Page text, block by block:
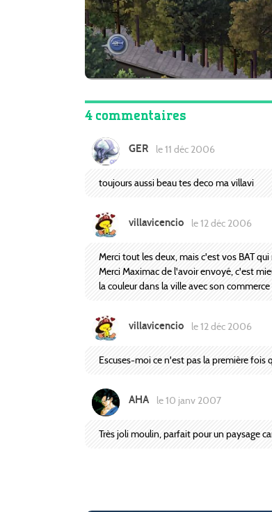
4 commentaires
GER le 11 déc 2006
toujours aussi beau tes deco ma villavi
villavicencio le 12 déc 2006
Merci tout les deux, mais c'est vos BAT
Merci Maximac de l'avoir envoyé, c'est
la couleur dans la ville avec son
villavicencio le 12 déc 2006
Escuses-moi ce n'est pas la première
AHA le 10 janv 2007
Très joli moulin, parfait pour un paysage